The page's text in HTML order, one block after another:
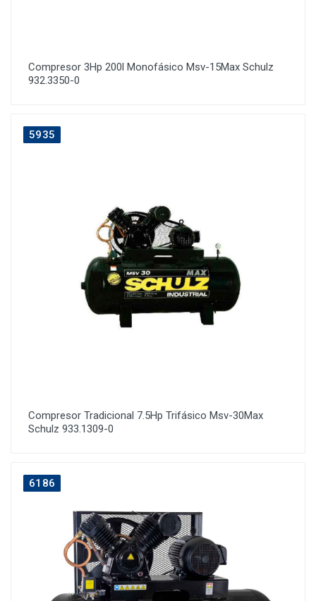
Compresor 3Hp 200l Monofásico Msv-15Max Schulz
932.3350-0
5935
Compresor Tradicional 7.5Hp Trifásico Msv-30Max
Schulz 933.1309-0
6186